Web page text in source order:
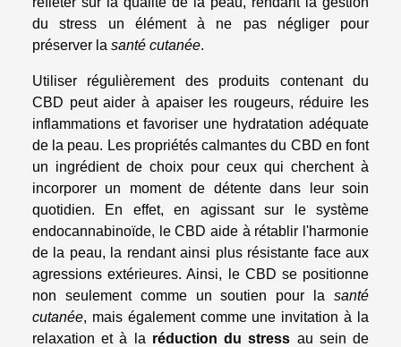
du stress un élément à ne pas négliger pour
préserver la santé cutanée.
Utiliser régulièrement des produits contenant du
CBD peut aider à apaiser les rougeurs, réduire les
inflammations et favoriser une hydratation adéquate
de la peau. Les propriétés calmantes du CBD en font
un ingrédient de choix pour ceux qui cherchent à
incorporer un moment de détente dans leur soin
quotidien. En effet, en agissant sur le système
endocannabinoïde, le CBD aide à rétablir l'harmonie
de la peau, la rendant ainsi plus résistante face aux
agressions extérieures. Ainsi, le CBD se positionne
non seulement comme un soutien pour la santé
cutanée, mais également comme une invitation à la
relaxation et à la réduction du stress au sein de